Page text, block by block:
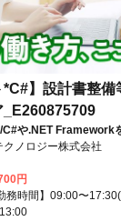
*C#】設計書整
_E260875709
C#や.NET Framework
システムの解析〜設
ノロジー株式会社
円
務時間】09:00〜